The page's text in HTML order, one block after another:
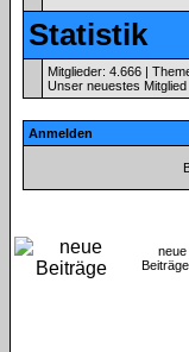
Statistik
Mitglieder: 4.666 |
Unser neuestes Mitglied
Anmelden
neue